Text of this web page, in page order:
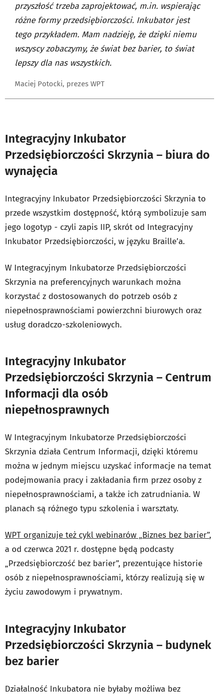
przyszłość trzeba zaprojektować, m.in. wspierając
różne formy przedsiębiorczości. Inkubator jest
tego przykładem. Mam nadzieję, że dzięki niemu
wszyscy zobaczymy, że świat bez barier, to świat
lepszy dla nas wszystkich.
Maciej Potocki, prezes WPT
Integracyjny Inkubator
Przedsiębiorczości Skrzynia – biura do
wynajęcia
Integracyjny Inkubator Przedsiębiorczości Skrzynia to
przede wszystkim dostępność, którą symbolizuje sam
jego logotyp - czyli zapis IIP, skrót od Integracyjny
Inkubator Przedsiębiorczości, w języku Braille’a.
W Integracyjnym Inkubatorze Przedsiębiorczości
Skrzynia na preferencyjnych warunkach można
korzystać z dostosowanych do potrzeb osób z
niepełnosprawnościami powierzchni biurowych oraz
usług doradczo-szkoleniowych.
Integracyjny Inkubator
Przedsiębiorczości Skrzynia – Centrum
Informacji dla osób
niepełnosprawnych
W Integracyjnym Inkubatorze Przedsiębiorczości
Skrzynia działa Centrum Informacji, dzięki któremu
można w jednym miejscu uzyskać informacje na temat
podejmowania pracy i zakładania firm przez osoby z
niepełnosprawnościami, a także ich zatrudniania. W
planach są różnego typu szkolenia i warsztaty.
WPT organizuje też cykl webinarów „Biznes bez barier”,
a od czerwca 2021 r. dostępne będą podcasty
„Przedsiębiorczość bez barier”, prezentujące historie
osób z niepełnosprawnościami, którzy realizują się w
życiu zawodowym i prywatnym.
Integracyjny Inkubator
Przedsiębiorczości Skrzynia – budynek
bez barier
Działalność Inkubatora nie byłaby możliwa bez